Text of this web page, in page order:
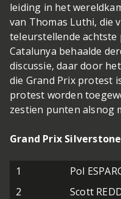
leiding in het
van Thomas Luthi, die
teleurstellende achtste
Catalunya behaalde
discussie, daar door
die Grand Prix protest
protest worden
zestien punten alsnog
Grand Prix
1 Pol
2
Scott